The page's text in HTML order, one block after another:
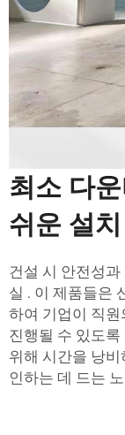
최소 다
쉬운 설치
건설 시 안전성
실 . 이 제품들은
하여 기업이 직
진행될 수 있도
위해 시간을 낭
인하는 데 드는